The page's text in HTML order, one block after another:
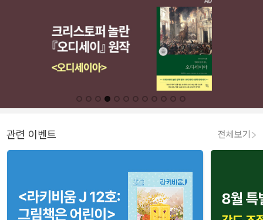
관련 이벤트 전체보기